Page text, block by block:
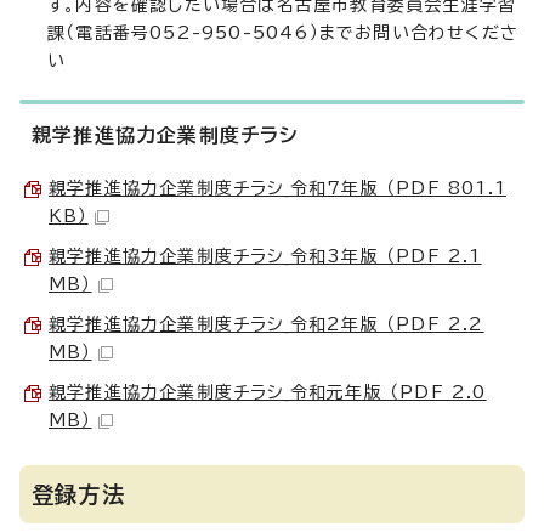
す。内容を確認したい場合は名古屋市教育委員会生涯学習
課（電話番号052-950-5046）までお問い合わせくださ
い
親学推進協力企業制度チラシ
親学推進協力企業制度チラシ_令和7年版 （PDF 801.1
KB）
親学推進協力企業制度チラシ_令和3年版 （PDF 2.1
MB）
親学推進協力企業制度チラシ_令和2年版 （PDF 2.2
MB）
親学推進協力企業制度チラシ_令和元年版 （PDF 2.0
MB）
登録方法